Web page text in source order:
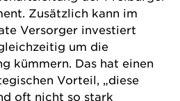
Zusätzlich kann im
Versorger investiert
um die
kümmern. Das hat einen
Vorteil, „diese
oft nicht so stark